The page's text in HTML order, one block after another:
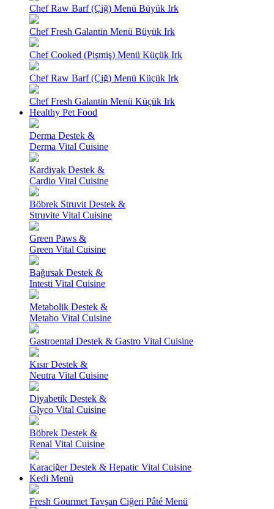
Chef Raw Barf (Çiğ) Menü Büyük Irk
Chef Fresh Galantin Menü Büyük Irk
Chef Cooked (Pişmiş) Menü Küçük Irk
Chef Raw Barf (Çiğ) Menü Küçük Irk
Chef Fresh Galantin Menü Küçük Irk
Healthy Pet Food
Derma Destek &
Derma Vital Cuisine
Kardiyak Destek &
Cardio Vital Cuisine
Böbrek Struvit Destek &
Struvite Vital Cuisine
Green Paws &
Green Vital Cuisine
Bağırsak Destek &
Intesti Vital Cuisine
Metabolik Destek &
Metabo Vital Cuisine
Gastroental Destek & Gastro Vital Cuisine
Kısır Destek &
Neutra Vital Cuisine
Diyabetik Destek &
Glyco Vital Cuisine
Böbrek Destek &
Renal Vital Cuisine
Karaciğer Destek & Hepatic Vital Cuisine
Kedi Menü
Fresh Gourmet Tavşan Ciğeri Pâté Menü